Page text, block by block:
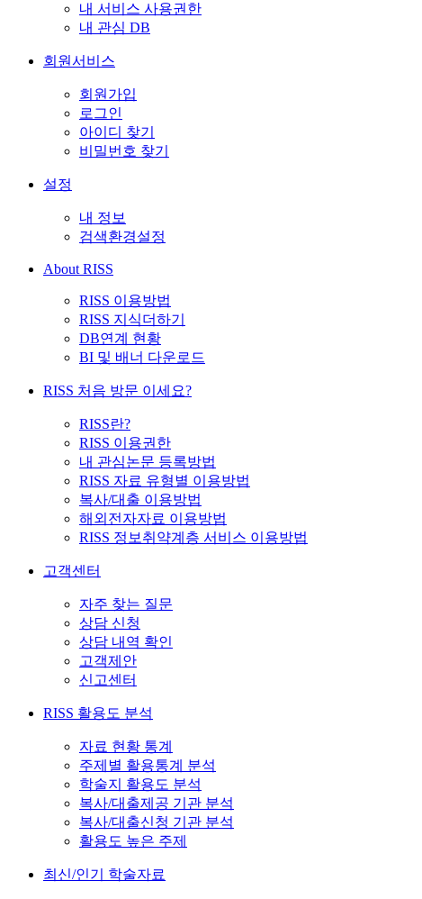
내 서비스 사용권한
내 관심 DB
회원서비스
회원가입
로그인
아이디 찾기
비밀번호 찾기
설정
내 정보
검색환경설정
About RISS
RISS 이용방법
RISS 지식더하기
DB연계 현황
BI 및 배너 다운로드
RISS 처음 방문 이세요?
RISS란?
RISS 이용권한
내 관심논문 등록방법
RISS 자료 유형별 이용방법
복사/대출 이용방법
해외전자자료 이용방법
RISS 정보취약계층 서비스 이용방법
고객센터
자주 찾는 질문
상담 신청
상담 내역 확인
고객제안
신고센터
RISS 활용도 분석
자료 현황 통계
주제별 활용통계 분석
학술지 활용도 분석
복사/대출제공 기관 분석
복사/대출신청 기관 분석
활용도 높은 주제
최신/인기 학술자료